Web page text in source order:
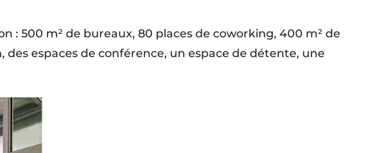
: 500 m² de bureaux, 80 places de coworking, 400 m² de
des espaces de conférence, un espace de détente, une